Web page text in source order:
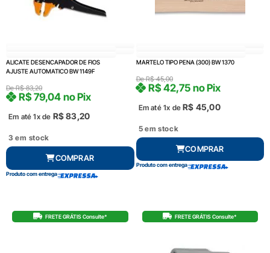
ALICATE DESENCAPADOR DE FIOS
AJUSTE AUTOMATICO BW 1149F
DeR$83,20
Em até 1x de R$83,20
R$79,04 no Pix
3 em stock
COMPRAR
Produto com entrega
MARTELO TIPO PENA (300) BW 1370
DeR$45,00
Em até 1x de R$ 45,00
R$42,75 no Pix
5 em stock
COMPRAR
Produto com entrega
FRETE GRÁTIS Consulte* FRETE GRÁTIS Consulte*